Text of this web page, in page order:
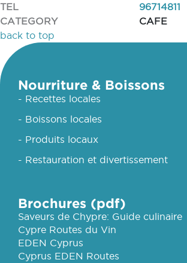
TEL
96714811
CATEGORY
CAFE
back to top
Nourriture & Boissons
- Recettes locales
- Boissons locales
- Produits locaux
- Restauration et divertissement
Brochures (pdf)
Saveurs de Chypre: Guide culinaire
Cypre Routes du Vin
EDEN Cyprus
Cyprus EDEN Routes